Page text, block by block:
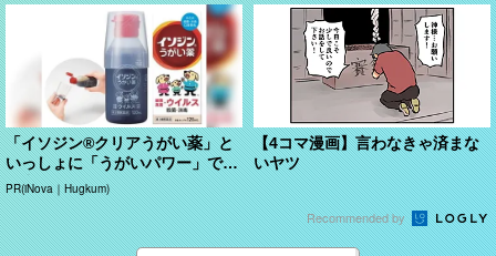
「イソジン®クリアうがい薬」と
いっしょに「うがいパワー」で一
年中！ 健やか
PR(iNova｜Hugkum)
【4コマ漫画】言わなきゃ済まな
いヤツ
Recommended by